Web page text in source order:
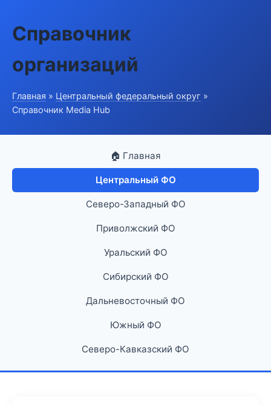
Справочник
организаций
Главная » Центральный федеральный округ »
Справочник Media Hub
🏠 Главная
Центральный ФО
Северо-Западный ФО
Приволжский ФО
Уральский ФО
Сибирский ФО
Дальневосточный ФО
Южный ФО
Северо-Кавказский ФО